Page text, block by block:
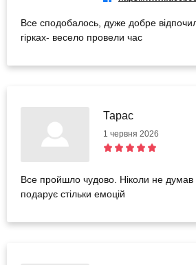
Все сподобалось, дуже добре
гірках- весело провели час
Тарас
1 червня 2026
Все пройшло чудово. Ніколи не
подарує стільки емоцій